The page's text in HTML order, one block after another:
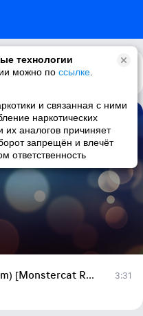
технологии
можно по ссылке
и связанная с ними
наркотических
их аналогов причиняет
запрещён и влечёт
ответственность
Valkyrie (feat. Laura Brehm) [Monstercat Release]
3:31